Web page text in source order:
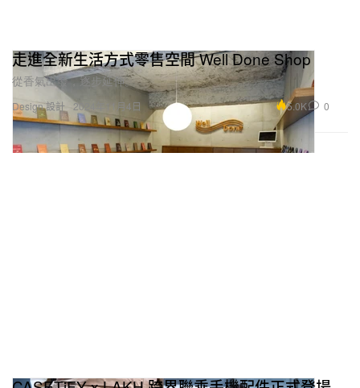
Design 設計
走進全新生活方式零售空間 Well Done Shop
從香氣出發，逐步延伸。
2024年11月4日 5.0K 0